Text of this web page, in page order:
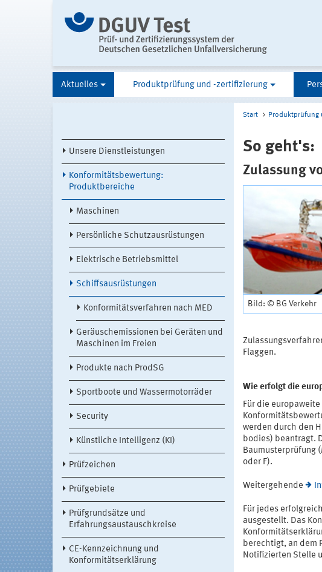
Aktuelles Produktprüfung und -zertifizierung
Unsere Dienstleistungen
Konformitätsbewertung:
Produktbereiche
Maschinen
Persönliche Schutzausrüstungen
Elektrische Betriebsmittel
Schiffsausrüstungen
Konformitätsverfahren nach MED
Geräuschemissionen bei Geräten und
Maschinen im Freien
Produkte nach ProdSG
Sportboote und Wassermotorräder
Security
Künstliche Intelligenz (KI)
Prüfzeichen
Prüfgebiete
Prüfgrundsätze und
Erfahrungsaustauschkreise
CE-Kennzeichnung und
Konformitätserklärung
Start Produktprüfung
So geht's:
Zulassung
Bild: © BG Verkehr
Flaggen.
Wie erfolgt die
Für die
werden durch den
bodies) beantragt.
Baumusterprüfung
oder F).
Weitergehende
Für jedes
ausgestellt. Das
berechtigt, an dem
Notifizierten Stelle